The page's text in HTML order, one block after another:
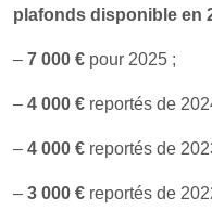
plafonds disponible en
– 7 000 € pour 2025 ;
– 4 000 € reportés de
– 4 000 € reportés de
– 3 000 € reportés de